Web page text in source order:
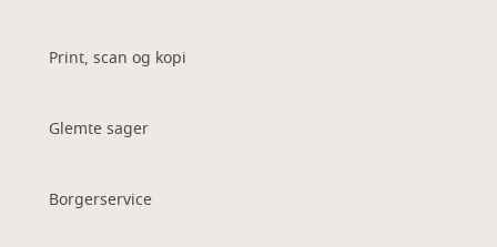
Print, scan og kopi
Glemte sager
Borgerservice